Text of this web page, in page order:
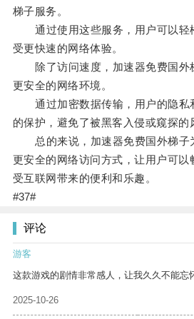
梯子服务。
通过使用这些服务，用户可以轻
受更快速的网络体验。
除了访问速度，加速器免费国外
更安全的网络环境。
通过加密数据传输，用户的隐私
的保护，避免了被黑客入侵或窥探的
总的来说，加速器免费国外梯子
更安全的网络访问方式，让用户可以
受互联网带来的便利和乐趣。
#37#
评论
游客
这款游戏的剧情非常感人，让我久久不能忘
2025-10-26